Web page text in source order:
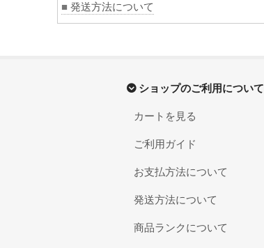
■ 発送方法について
ショップのご利用について
カートを見る
ご利用ガイド
お支払方法について
発送方法について
商品ランクについて